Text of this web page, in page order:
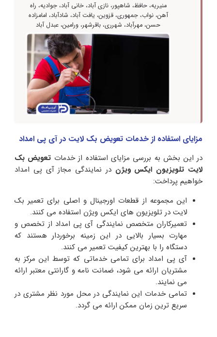
منیریه، حافظ، شاهپور، نازی آباد، خانی آباد، جوادیه، راه
آهن، نواب، جمهوری، قزوین، یافت آباد، شادآباد، امامزاده
حسن، مهرآباد، شهرری، باقرشهر، ورامین، عبدل آباد
مزایای استفاده از خدمات تعویض بک لایت در آی پی امداد
در این بخش به بررسی مزایای استفاده از خدمات تعویض بک
لایت تلویزیون ایکس ویژن در نمایندگی مجاز آی پی امداد
خواهیم پرداخت:
این مجموعه از قطعات اورجینال و اصلی برای تعمیر بک
لایت در تلویزیون های ایکس ویژن استفاده می کنند.
تعمیرکاران متخصص نمایندگی آی پی امداد از تخصص و
مهارت بسیار بالایی در این زمینه برخوردار هستند که
دستگاه را با بهترین کیفیت تعمیر می کنند.
آی پی امداد برای تمامی خدماتی که توسط این مرکز به
مشتریان ارائه می شود، ضمانت نامه و گارانتی معتبر ارائه
می نمایند.
تمامی خدمات این نمایندگی در محل مورد نظر مشتری در
سریع ترین زمان ممکن ارائه می گردد.